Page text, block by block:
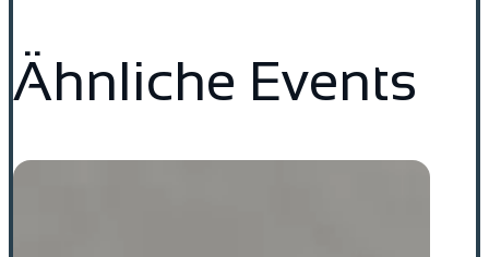
Ähnliche Events